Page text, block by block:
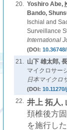
20. Yoshiro Abe,
Bando,
Ischial and
Surveillance
International
(DOI:
21. 山下 雄太郎,
マイクロサー
日本マイクロ
(DOI:
22. 井上 拓人,
頚椎後方
を施行し